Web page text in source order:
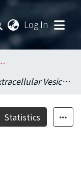
Log In
國立臺灣大學
Novel Extracellular Vesicle-Precision Medicine Platform for Early Cancer Detection and Cancer Recurrence Monitoring Post Intervention( II )
Statistics